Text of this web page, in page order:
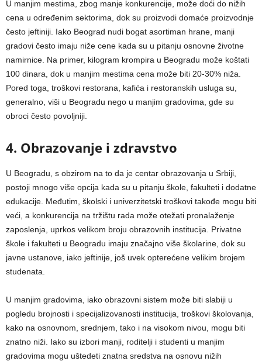
U manjim mestima, zbog manje konkurencije, može doći do nižih
cena u određenim sektorima, dok su proizvodi domaće proizvodnje
često jeftiniji. Iako Beograd nudi bogat asortiman hrane, manji
gradovi često imaju niže cene kada su u pitanju osnovne životne
namirnice. Na primer, kilogram krompira u Beogradu može koštati
100 dinara, dok u manjim mestima cena može biti 20-30% niža.
Pored toga, troškovi restorana, kafića i restoranskih usluga su,
generalno, viši u Beogradu nego u manjim gradovima, gde su
obroci često povoljniji.
4. Obrazovanje i zdravstvo
U Beogradu, s obzirom na to da je centar obrazovanja u Srbiji,
postoji mnogo više opcija kada su u pitanju škole, fakulteti i dodatne
edukacije. Međutim, školski i univerzitetski troškovi takođe mogu biti
veći, a konkurencija na tržištu rada može otežati pronalaženje
zaposlenja, uprkos velikom broju obrazovnih institucija. Privatne
škole i fakulteti u Beogradu imaju značajno više školarine, dok su
javne ustanove, iako jeftinije, još uvek opterećene velikim brojem
studenata.
U manjim gradovima, iako obrazovni sistem može biti slabiji u
pogledu brojnosti i specijalizovanosti institucija, troškovi školovanja,
kako na osnovnom, srednjem, tako i na visokom nivou, mogu biti
znatno niži. Iako su izbori manji, roditelji i studenti u manjim
gradovima mogu uštedeti znatna sredstva na osnovu nižih